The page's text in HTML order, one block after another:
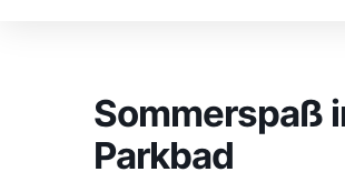
Sommerspaß
Parkbad